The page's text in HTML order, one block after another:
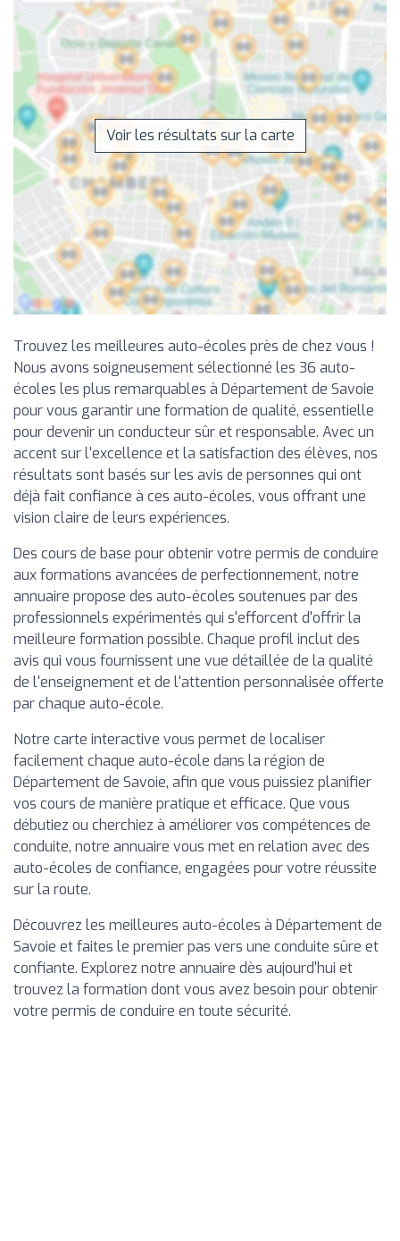
Voir les résultats sur la carte
Trouvez les meilleures auto-écoles près de chez vous !
Nous avons soigneusement sélectionné les 36 auto-
écoles les plus remarquables à Département de Savoie
pour vous garantir une formation de qualité, essentielle
pour devenir un conducteur sûr et responsable. Avec un
accent sur l'excellence et la satisfaction des élèves, nos
résultats sont basés sur les avis de personnes qui ont
déjà fait confiance à ces auto-écoles, vous offrant une
vision claire de leurs expériences.
Des cours de base pour obtenir votre permis de conduire
aux formations avancées de perfectionnement, notre
annuaire propose des auto-écoles soutenues par des
professionnels expérimentés qui s'efforcent d'offrir la
meilleure formation possible. Chaque profil inclut des
avis qui vous fournissent une vue détaillée de la qualité
de l'enseignement et de l'attention personnalisée offerte
par chaque auto-école.
Notre carte interactive vous permet de localiser
facilement chaque auto-école dans la région de
Département de Savoie, afin que vous puissiez planifier
vos cours de manière pratique et efficace. Que vous
débutiez ou cherchiez à améliorer vos compétences de
conduite, notre annuaire vous met en relation avec des
auto-écoles de confiance, engagées pour votre réussite
sur la route.
Découvrez les meilleures auto-écoles à Département de
Savoie et faites le premier pas vers une conduite sûre et
confiante. Explorez notre annuaire dès aujourd'hui et
trouvez la formation dont vous avez besoin pour obtenir
votre permis de conduire en toute sécurité.